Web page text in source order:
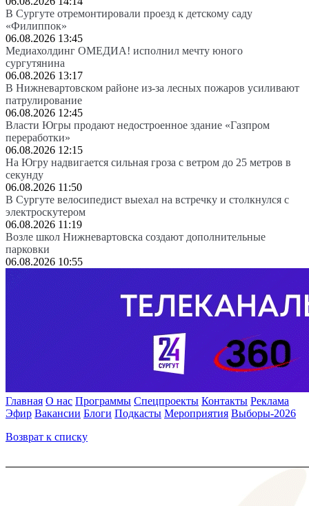
В Сургуте отремонтировали проезд к детскому саду
«Филиппок»
06.08.2026 13:45
Медиахолдинг ОМЕДИА! исполнил мечту юного
сургутянина
06.08.2026 13:17
В Нижневартовском районе из-за лесных пожаров усиливают
патрулирование
06.08.2026 12:45
Власти Югры продают недостроенное здание «Газпром
переработки»
06.08.2026 12:15
На Югру надвигается сильная гроза с ветром до 25 метров в
секунду
06.08.2026 11:50
В Сургуте велосипедист выехал на встречку и столкнулся с
электроскутером
06.08.2026 11:19
Возле школ Нижневартовска создают дополнительные
парковки
06.08.2026 10:55
Главная О нас Программы Спецпроекты Контакты Реклама
Эфир Вакансии Блоги Подкасты Мероприятия Выборы-2026
Возврат к списку